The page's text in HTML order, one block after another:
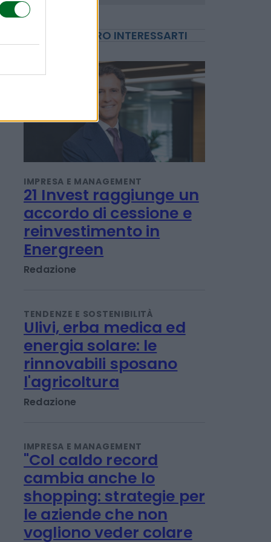
POTREBBERO INTERESSARTI
IMPRESA E MANAGEMENT
21 Invest raggiunge un
accordo di cessione e
Redazione
TENDENZE E SOSTENIBILITÀ
Ulivi, erba medica ed
energia solare: le
Redazione
IMPRESA E MANAGEMENT
"Col caldo record
cambia anche lo